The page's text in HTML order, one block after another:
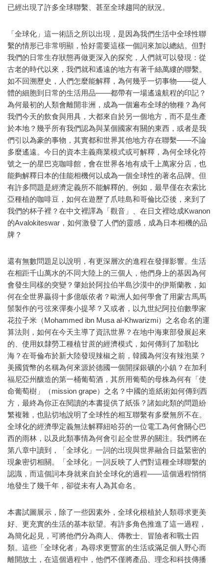
已經出現了許多全球聯繫、甚至全球趨同的狀況。
「全球化」這一術語之所以出現，是因為我們生活中全球性聯
繫的情形已非常明顯，恰好需要這樣一個詞來加以總結。但對
我們的日常生存狀態再做更深入的探究，人們就可以發現：從
古老的時代以來，我們就和遙遠的地方有著千絲萬縷的聯繫。
如不回溯歷史，人們怎麼能解釋，為何幾乎一切事物——從人
體的細胞到日常的生活用品——都帶有一場遙遠航程的印記？
為何最初的人類會離開非洲，成為一個遍布全球的物種？為何
我們今天的飲食與用具，大都來自於另一個地方，而不是生產
於本地？幾乎所有我們認為與某個國家有關的東西，或者是我
們引以為豪的事物，其實都和世界其他地方存在聯繫——不論
多麼遙遠。今日的資本主義商業模式或可解釋，為何全球化符
號之一的星巴克咖啡館，會在世界各地有成千上萬家分店，也
能夠解釋日本的佳能相機何以成為一個全球性的著名品牌。但
有許多問題是經濟定義所不能解釋的。例如，最早僅在衣索比
亞種植的咖啡豆，如何在遊歷了爪哇島和哥倫比亞後，來到了
我們的杯子裡？在中文裡譯為「觀音」、在日文裡唸成Kwanon
的Avalokiteswar，如何激發了人們的靈感，成為日本相機的品
牌？
還有無數問題足以說明，有更深層次的進程在發揮影響。生活
在相距千山萬水的不同大陸上的三個人，他們身上的基因為何
會發生同樣的突變？肇始於阿拉伯半島沙漠中的伊斯蘭教，如
何在全世界贏得十多億皈依者？歐洲人如何學會了用蒙古馬馬
鬃製作的弓弦來彈奏小提琴？又或者，以九世紀阿拉伯數學家
花拉子米（Mohammed ibn Musa al-Khwarizmi）之名命名的運
算法則，如何在今天主導了資訊世界？在地中海東部發展起來
的、使用奴隸勞工種植甘蔗的經濟模式，如何傳到了加勒比
海？在哥倫布於新大陸發現辣椒之前，韓國為何沒有辣泡菜？
美國貨幣的名稱為何來源於德國一個開採銀礦的小鎮？在加利
福尼亞州釀造的第一桶葡萄酒，其所用葡萄的母株為何有「使
命葡萄樹」（mission grape）之名？中國的造紙術如何傳到西
方，最終為你正在閱讀的本書提供了紙張？諸如此類的問題紛
繁複雜，也貼切地說明了全球性的相互聯繫有多麼無所不在。
全球化的經濟學定義無法解釋紐哈芬的一位電工為何會關心巴
西的雨林，以及此類事情為何會引起全世界的關注。我們將在
第八章中讀到，「全球化」一詞的出現與世界融合日益緊密的
現象密切相關。「全球化」一詞反映了人們對這種全球聯繫的
認識，而這個詞本身就來自於全球化的過程——這個過程悄悄
地發生了幾千年，卻從未有人為其命名。
本書試圖展示，除了一些因素外，全球化根植於人類尋求更美
好、更充實的生活的基本欲望。有許多角色推進了這一過程，
為簡化起見，可將他們分為商人、傳教士、冒險者和戰士四
類。這些「全球化者」為尋求更豐富的生活或滿足個人野心而
離開故土，在這個過程中，他們不僅將產品、理念和科技傳播